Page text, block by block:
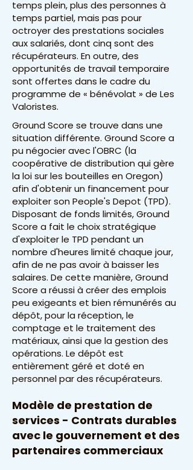
temps plein, plus des personnes à
temps partiel, mais pas pour
octroyer des prestations sociales
aux salariés, dont cinq sont des
récupérateurs. En outre, des
opportunités de travail temporaire
sont offertes dans le cadre du
programme de « bénévolat » de Les
Valoristes.
Ground Score se trouve dans une
situation différente. Ground Score a
pu négocier avec l'OBRC (la
coopérative de distribution qui gère
la loi sur les bouteilles en Oregon)
afin d'obtenir un financement pour
exploiter son People's Depot (TPD).
Disposant de fonds limités, Ground
Score a fait le choix stratégique
d'exploiter le TPD pendant un
nombre d'heures limité chaque jour,
afin de ne pas avoir à baisser les
salaires. De cette manière, Ground
Score a réussi à créer des emplois
peu exigeants et bien rémunérés au
dépôt, pour la réception, le
comptage et le traitement des
matériaux, ainsi que la gestion des
opérations. Le dépôt est
entièrement géré et doté en
personnel par des récupérateurs.
Modèle de prestation de
services - Contrats durables
avec le gouvernement et des
partenaires commerciaux